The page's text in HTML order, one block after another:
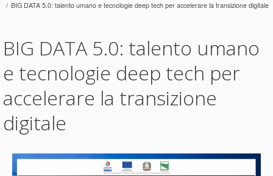
/ BIG DATA 5.0: talento umano e tecnologie deep tech per accelerare la transizione digitale
BIG DATA 5.0: talento umano
e tecnologie deep tech per
accelerare la transizione
digitale